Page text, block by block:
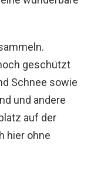
geschützt
Schnee sowie
und andere
auf der
hier ohne